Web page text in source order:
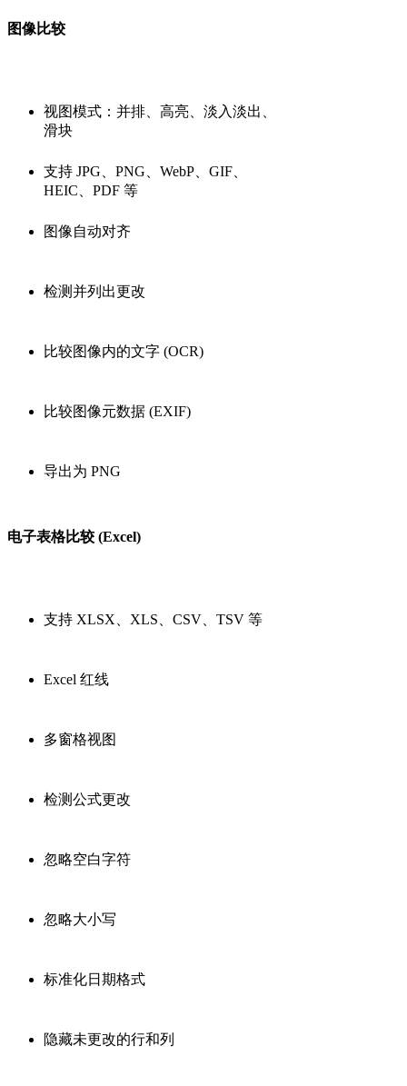
图像比较
视图模式：并排、高亮、淡入淡出、
滑块
支持 JPG、PNG、WebP、GIF、
HEIC、PDF 等
图像自动对齐
检测并列出更改
比较图像内的文字 (OCR)
比较图像元数据 (EXIF)
导出为 PNG
电子表格比较 (Excel)
支持 XLSX、XLS、CSV、TSV 等
Excel 红线
多窗格视图
检测公式更改
忽略空白字符
忽略大小写
标准化日期格式
隐藏未更改的行和列